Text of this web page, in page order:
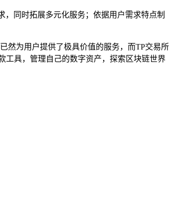
同时拓展多元化服务；依据用户需求特点制
然为用户提供了极具价值的服务，而TP交易所
工具，管理自己的数字资产，探索区块链世界